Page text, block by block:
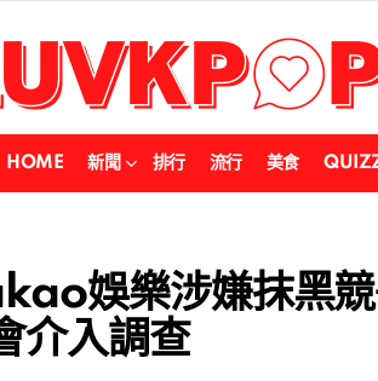
HOME 新聞 排行 流行 美食
娛樂涉嫌抹黑
介入調查